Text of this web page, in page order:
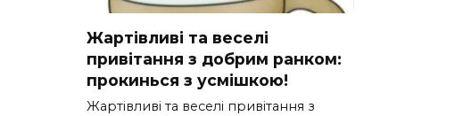
Жартівливі та веселі
привітання з добрим ранком:
прокинься з усмішкою!
Жартівливі та веселі привітання з